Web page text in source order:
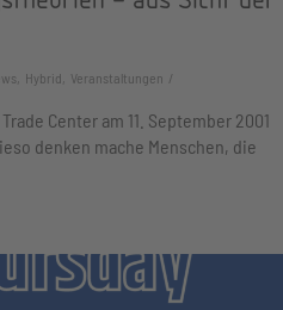
Hybrid, Veranstaltungen
Center am 11. September 2001
denken mache Menschen, die